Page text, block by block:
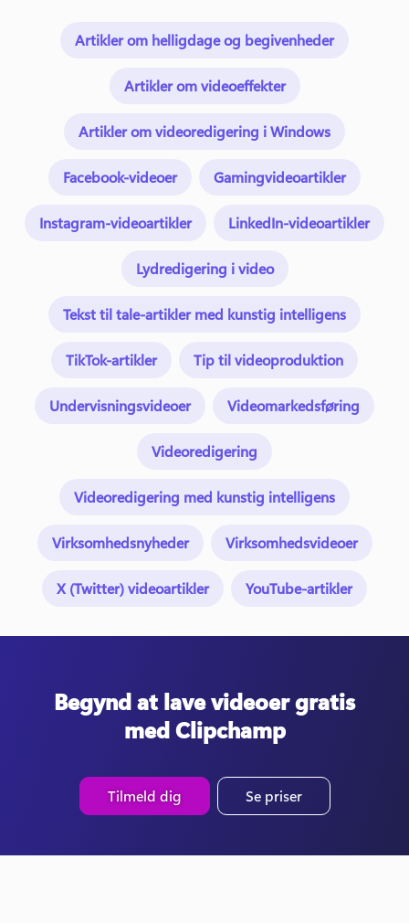
Artikler om helligdage og begivenheder
Artikler om videoeffekter
Artikler om videoredigering i Windows
Facebook-videoer Gamingvideoartikler
Instagram-videoartikler LinkedIn-videoartikler
Lydredigering i video
Tekst til tale-artikler med kunstig intelligens
TikTok-artikler Tip til videoproduktion
Undervisningsvideoer Videomarkedsføring
Videoredigering
Videoredigering med kunstig intelligens
Virksomhedsnyheder Virksomhedsvideoer
X (Twitter) videoartikler YouTube-artikler
Begynd at lave videoer gratis
med Clipchamp
Tilmeld dig Se priser